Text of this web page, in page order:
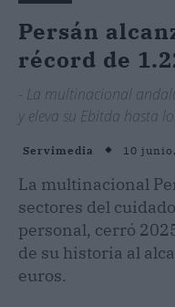
Persán
récord de
- La multinacional
y eleva su Ebitda hasta
Servimedia 10
La multinacional
sectores del
personal, cerró
de su historia al
euros.